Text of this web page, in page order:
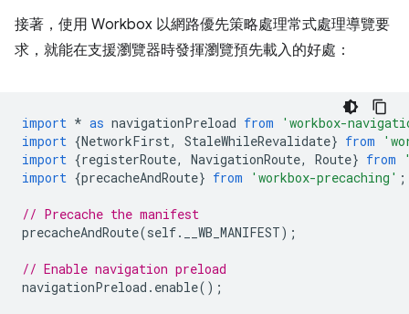
接著，使用 Workbox 以網路優先策略處理常式處理導覽要
求，就能在支援瀏覽器時發揮瀏覽預先載入的好處：
import * as navigationPreload from
'workbox-
import {NetworkFirst, StaleWhileRevalidate} from
import {registerRoute, NavigationRoute, Route} from
import {precacheAndRoute} from 'workbox-precaching' ;
// Precache the manifest
precacheAndRoute(self. __WB_MANIFEST);
// Enable navigation preload
navigationPreload . enable();